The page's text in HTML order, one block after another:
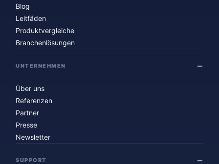
Blog
Leitfäden
Produktvergleiche
Branchenlösungen
UNTERNEHMEN
Über uns
Referenzen
Partner
Presse
Newsletter
SUPPORT